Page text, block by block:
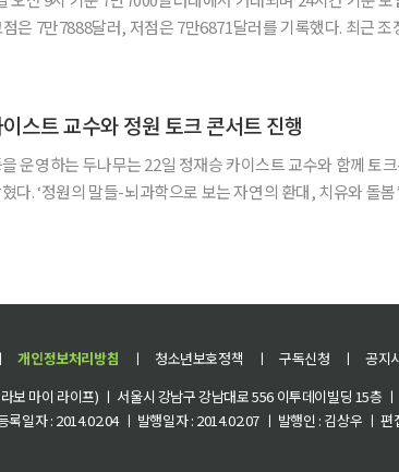
은 7만7888달러, 저점은 7만6871달러를 기록했다. 최근 조
스트 교수와 정원 토크 콘서트 진행
운영하는 두나무는 22일 정재승 카이스트 교수와 함께 토
와 돌봄’이라는
ㅣ 개인정보처리방침 ㅣ 청소년보호정책 ㅣ 구독신청 ㅣ 공지
보 마이 라이프) ㅣ 서울시 강남구 강남대로 556 이투데이빌딩 15층
록일자 : 2014.02.04 ㅣ 발행일자 : 2014.02.07 ㅣ 발행인 : 김상우 ㅣ